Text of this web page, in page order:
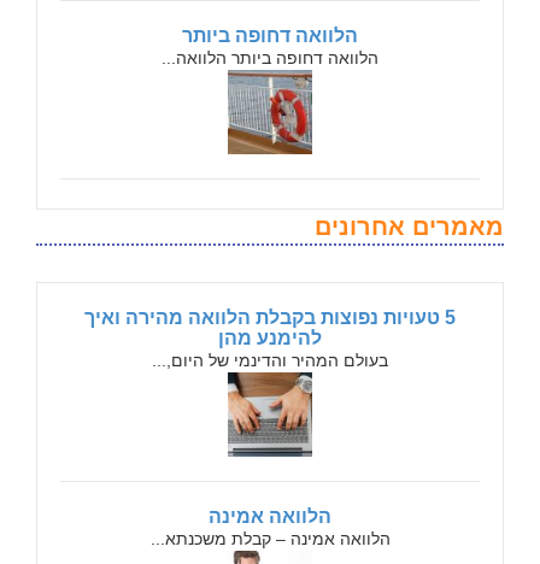
הלוואה דחופה ביותר
הלוואה דחופה ביותר הלוואה...
מאמרים אחרונים
5 טעויות נפוצות בקבלת הלוואה מהירה ואיך
להימנע מהן
בעולם המהיר והדינמי של היום,...
הלוואה אמינה
הלוואה אמינה – קבלת משכנתא...